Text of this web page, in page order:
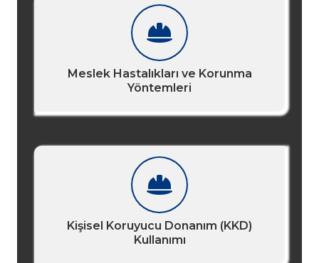
Meslek Hastalıkları ve Korunma
Yöntemleri
Kişisel Koruyucu Donanım (KKD)
Kullanımı